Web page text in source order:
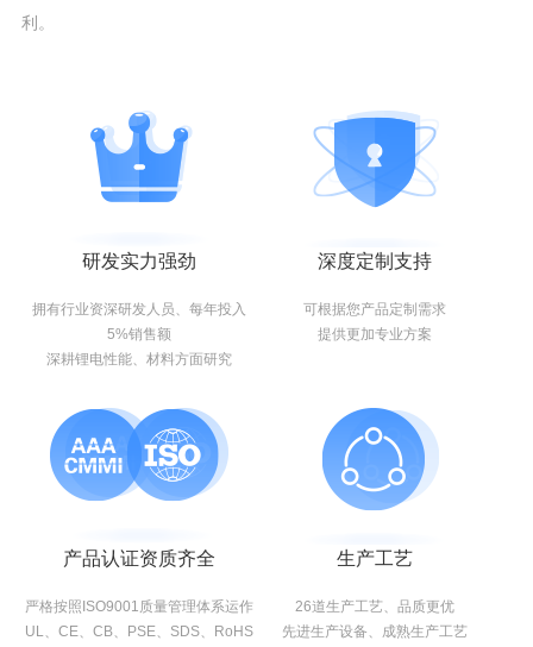
利。
研发实力强劲
拥有行业资深研发人员、每年投入
5%销售额
深耕锂电性能、材料方面研究
深度定制支持
可根据您产品定制需求
提供更加专业方案
产品认证资质齐全
严格按照ISO9001质量管理体系运作
UL、CE、CB、PSE、SDS、RoHS
生产工艺
26道生产工艺、品质更优
先进生产设备、成熟生产工艺